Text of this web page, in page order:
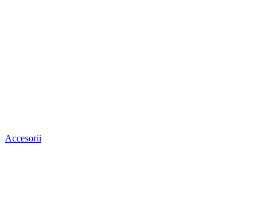
Accesorii